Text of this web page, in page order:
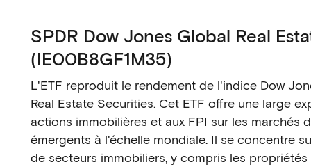
SPDR Dow Jones Global Real
(IE00B8GF1M35)
L'ETF reproduit le rendement de l'indice Dow
Real Estate Securities. Cet ETF offre une large
actions immobilières et aux FPI sur les marchés
émergents à l'échelle mondiale. Il se concentre
de secteurs immobiliers, y compris les propriétés